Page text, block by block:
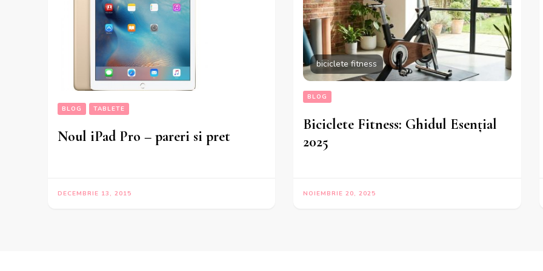
BLOG TABLETE
Noul iPad Pro – pareri si pret
DECEMBRIE 13, 2015
biciclete fitness
BLOG
Biciclete Fitness: Ghidul Esențial
2025
NOIEMBRIE 20, 2025